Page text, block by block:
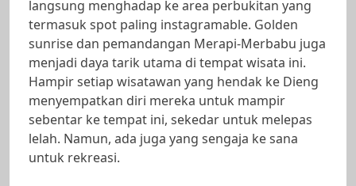
langsung menghadap ke area perbukitan yang
termasuk spot paling instagramable. Golden
sunrise dan pemandangan Merapi-Merbabu juga
menjadi daya tarik utama di tempat wisata ini.
Hampir setiap wisatawan yang hendak ke Dieng
menyempatkan diri mereka untuk mampir
sebentar ke tempat ini, sekedar untuk melepas
lelah. Namun, ada juga yang sengaja ke sana
untuk rekreasi.